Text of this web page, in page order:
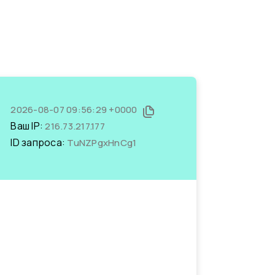
2026-08-07 09:56:29 +0000
Ваш IP:216.73.217.177
ID запроса: TuNZPgxHnCg1